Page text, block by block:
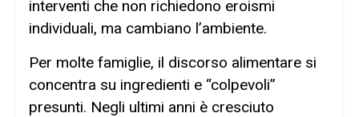
interventi che non richiedono eroismi
individuali, ma cambiano l’ambiente.
Per molte famiglie, il discorso alimentare si
concentra su ingredienti e “colpevoli”
presunti. Negli ultimi anni è cresciuto